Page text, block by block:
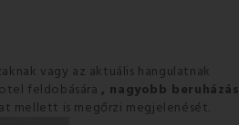
vagy az aktuális hangulatnak
feldobására, nagyobb beruházás
mellett is megőrzi megjelenését.